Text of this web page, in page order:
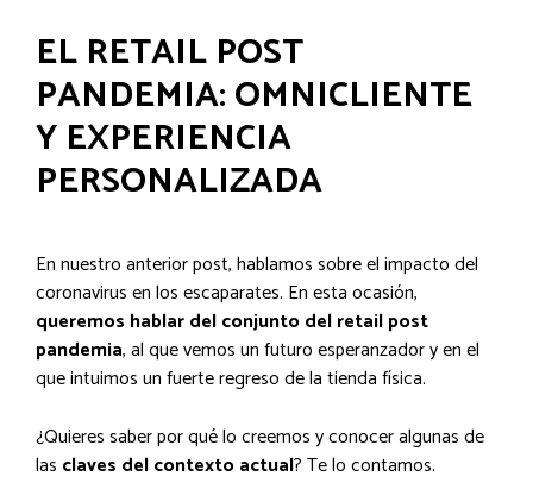
EL RETAIL POST
PANDEMIA: OMNICLIENTE
Y EXPERIENCIA
PERSONALIZADA
En nuestro anterior post, hablamos sobre el impacto del
coronavirus en los escaparates. En esta ocasión,
queremos hablar del conjunto del retail post
pandemia, al que vemos un futuro esperanzador y en el
que intuimos un fuerte regreso de la tienda física.
¿Quieres saber por qué lo creemos y conocer algunas de
las claves del contexto actual? Te lo contamos.